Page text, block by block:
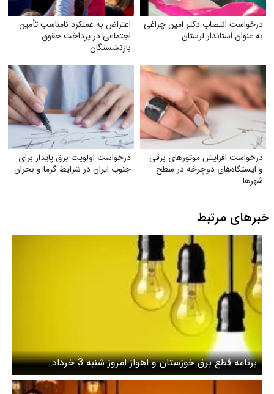
درخواست انتصاب دکتر امین چراغی
به عنوان استاندار لرستان
اعتراض به عملکرد نامناسب تأمین
اجتماعی در پرداخت حقوق
بازنشستگان
درخواست افزایش موتورهای برقی
و ایستگاه‌های دوچرخه در سطح
شهرها
درخواست اولویت برق پایدار برای
جنوب ایران در شرایط گرما و بحران
خبرهای مرتبط
برنامه قطع برق خوزستان و اهواز امروز شنبه 3 خرداد